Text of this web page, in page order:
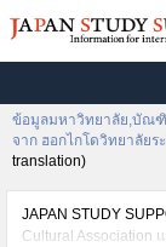
ข้อมูลมหาวิทยาลัย,บัณฑิ
จาก ฮอกไกโดวิทยาลัย
translation)
JAPAN STUDY
Cultural Association